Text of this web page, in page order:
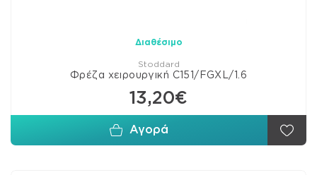
Διαθέσιμο
Stoddard
Φρέζα χειρουργική C151/FGXL/1.6
13,20€
Αγορά